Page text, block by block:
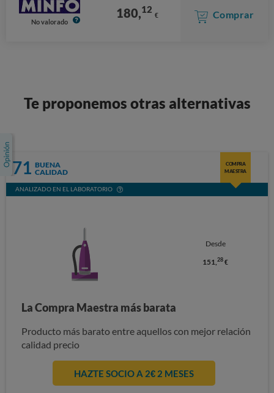
No valorado
180,12 € Comprar
Te proponemos otras alternativas
71 BUENA
CALIDAD
COMPRA
MAESTRA
ANALIZADO EN EL LABORATORIO
Desde
151,28 €
La Compra Maestra más barata
Producto más barato entre aquellos con mejor relación
calidad precio
HAZTE SOCIO A 2€ 2 MESES